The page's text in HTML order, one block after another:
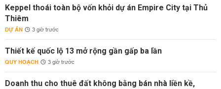
Keppel thoái toàn bộ vốn khỏi dự án Empire City tại Thủ
Thiêm
DỰ ÁN 3 giờ trước
Thiết kế quốc lộ 13 mở rộng gần gấp ba lần
QUY HOẠCH 3 giờ trước
Doanh thu cho thuê đất không bằng bán nhà liền kề,